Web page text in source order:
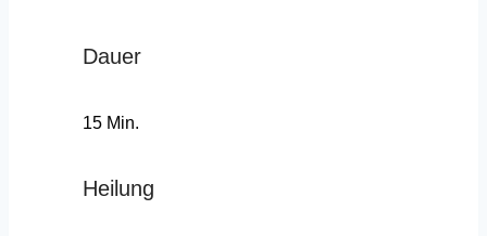
Dauer
15 Min.
Heilung